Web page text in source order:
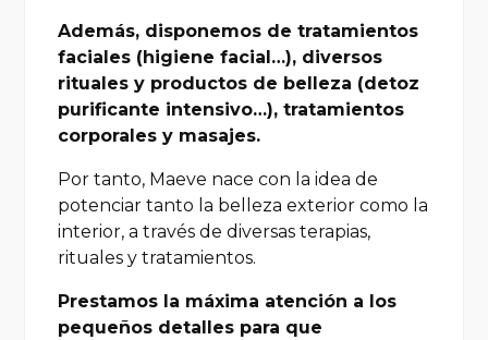
Además, disponemos de tratamientos
faciales (higiene facial…), diversos
rituales y productos de belleza (detoz
purificante intensivo…), tratamientos
corporales y masajes.
Por tanto, Maeve nace con la idea de
potenciar tanto la belleza exterior como la
interior, a través de diversas terapias,
rituales y tratamientos.
Prestamos la máxima atención a los
pequeños detalles para que